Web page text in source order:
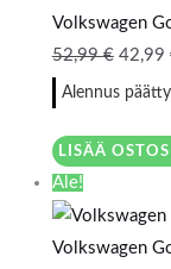
Volkswagen
52,99€ 42,99
Alennus
LISÄÄ
Ale!
Volkswagen